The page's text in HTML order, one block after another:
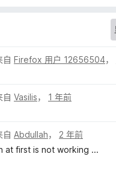
自 Firefox 用户 12656504，
自 Vasilis， 1 年前
自 Abdullah， 2 年前
at first is not working ...